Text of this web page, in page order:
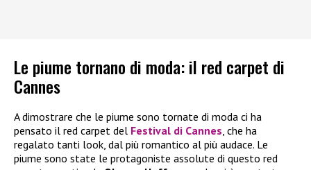
Le piume tornano di moda: il red carpet di
Cannes
A dimostrare che le piume sono tornate di moda ci ha
pensato il red carpet del Festival di Cannes, che ha
regalato tanti look, dal più romantico al più audace. Le
piume sono state le protagoniste assolute di questo red